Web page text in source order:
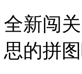
全新闯
思的拼图